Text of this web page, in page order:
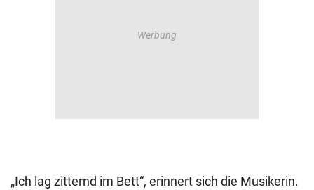
„Ich lag zitternd im Bett“, erinnert sich die Musikerin.